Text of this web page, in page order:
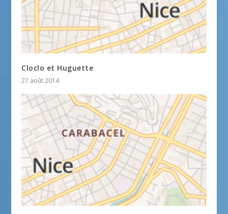
Cloclo et Huguette
27 août 2014